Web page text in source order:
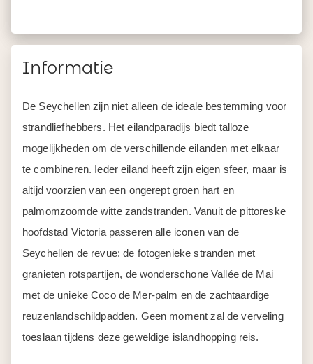
Informatie
De Seychellen zijn niet alleen de ideale bestemming voor
strandliefhebbers. Het eilandparadijs biedt talloze
mogelijkheden om de verschillende eilanden met elkaar
te combineren. Ieder eiland heeft zijn eigen sfeer, maar is
altijd voorzien van een ongerept groen hart en
palmomzoomde witte zandstranden. Vanuit de pittoreske
hoofdstad Victoria passeren alle iconen van de
Seychellen de revue: de fotogenieke stranden met
granieten rotspartijen, de wonderschone Vallée de Mai
met de unieke Coco de Mer-palm en de zachtaardige
reuzenlandschildpadden. Geen moment zal de verveling
toeslaan tijdens deze geweldige islandhopping reis.